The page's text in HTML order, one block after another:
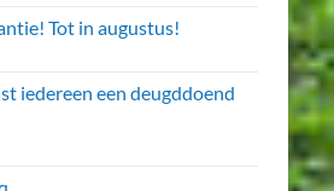
Tot in augustus!
iedereen een deugddoend